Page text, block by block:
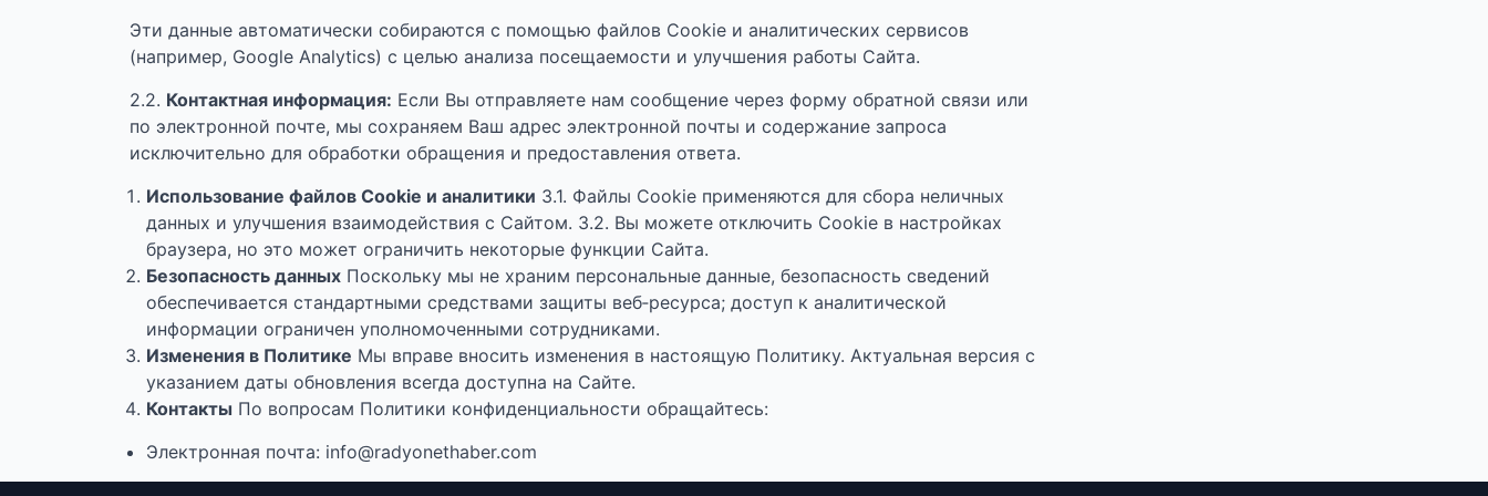
Эти данные автоматически собираются с помощью файлов Cookie и аналитических сервисов
(например, Google Analytics) с целью анализа посещаемости и улучшения работы Сайта.
2.2. Контактная информация: Если Вы отправляете нам сообщение через форму обратной связи или
по электронной почте, мы сохраняем Ваш адрес электронной почты и содержание запроса
исключительно для обработки обращения и предоставления ответа.
Использование файлов Cookie и аналитики 3.1. Файлы Cookie применяются для сбора неличных
данных и улучшения взаимодействия с Сайтом. 3.2. Вы можете отключить Cookie в настройках
браузера, но это может ограничить некоторые функции Сайта.
Безопасность данных Поскольку мы не храним персональные данные, безопасность сведений
обеспечивается стандартными средствами защиты веб‑ресурса; доступ к аналитической
информации ограничен уполномоченными сотрудниками.
Изменения в Политике Мы вправе вносить изменения в настоящую Политику. Актуальная версия с
указанием даты обновления всегда доступна на Сайте.
Контакты По вопросам Политики конфиденциальности обращайтесь:
Электронная почта: info@radyonethaber.com